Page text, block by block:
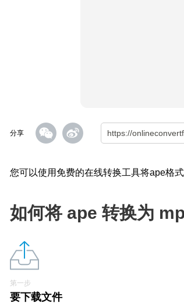
分享
您可以使用免费的在线转换工具将ape格
如何将 ape 转换为
第一步
要下载文件